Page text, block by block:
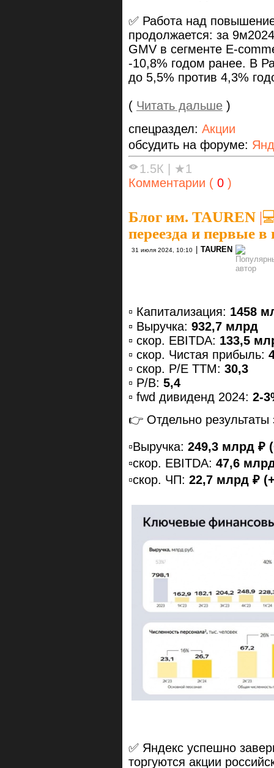
✅ Работа над
продолжается: за
GMV в сегменте E-
-10,8% годом ранее. В
до 5,5% против 4,3%
( Читать дальше )
спецраздел: Акции
обсудить на форуме:
1.5К
★1
Комментарии ( 0 )
Блог им. TAUREN |
переезда и первые
31 июля 2024, 10:10 TAUREN
▫️ Капитализация: 1458
▫️ Выручка: 932,7 млрд
▫️ скор. EBITDA: 133,5
▫️ скор. Чистая прибыль:
▫️ скор. P/E ТТМ: 30,3
▫️ P/B: 5,4
▫️ fwd дивиденд 2024: 2-
👉 Отдельно результаты
▫️Выручка: 249,3 млрд ₽
▫️скор. EBITDA: 47,6
▫️скор. ЧП: 22,7 млрд ₽
✅ Яндекс успешно
торгуются акции